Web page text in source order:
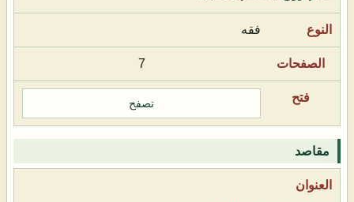
فقه
7
تصفح
مقاصد